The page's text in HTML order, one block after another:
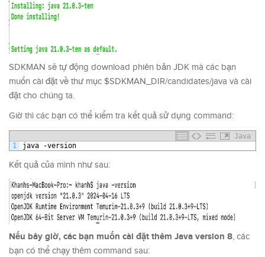
SDKMAN sẽ tự động download phiên bản JDK mà các bạn
muốn cài đặt về thư mục $SDKMAN_DIR/candidates/java và cài
đặt cho chúng ta.
Giờ thì các bạn có thể kiểm tra kết quả sử dụng command:
Java
1
java -version
Kết quả của mình như sau:
Nếu bây giờ, các bạn muốn cài đặt thêm Java version 8, các
bạn có thể chạy thêm command sau: